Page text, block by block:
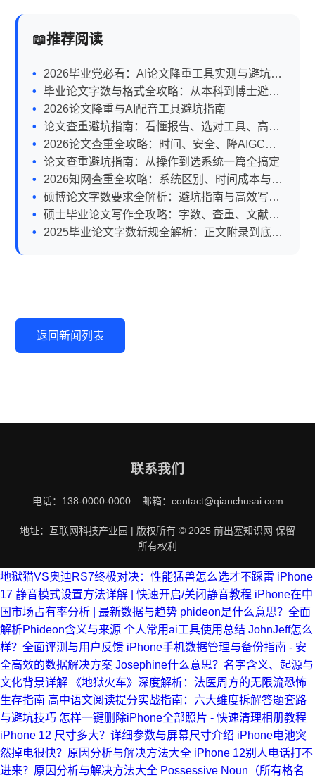
推荐阅读
2026毕业党必看：AI论文降重工具实测与避坑全
攻略毕业论文字数与格式全攻略：从本科到博士避坑
指南2026论文降重与AI配音工具避坑指南
论文查重避坑指南：看懂报告、选对工具、高效
降重全攻略
2026论文查重全攻略：时间、安全、降AIGC一
文搞定
论文查重避坑指南：从操作到选系统一篇全搞定
2026知网查重全攻略：系统区别、时间成本与降
重避坑指南
硕博论文字数要求全解析：避坑指南与高效写作
攻略硕士毕业论文写作全攻略：字数、查重、文献与
避坑指南
2025毕业论文字数新规全解析：正文附录到底算
返回新闻列表
联系我们
电话：138-0000-0000 邮箱：contact@qianchusai.com
地址：互联网科技产业园 | 版权所有 © 2025 前出塞知识网 保留
所有权利
地狱猫VS奥迪RS7终极对决：性能猛兽怎么选才不踩雷 iPhone
17 静音模式设置方法详解 | 快速开启/关闭静音教程 iPhone在中
国市场占有率分析 | 最新数据与趋势 phideon是什么意思？全面
解析Phideon含义与来源 个人常用ai工具使用总结 JohnJeff怎么
样？全面评测与用户反馈 iPhone手机数据管理与备份指南 - 安
全高效的数据解决方案 Josephine什么意思？名字含义、起源与
文化背景详解
《地狱火车》深度解析：法医周方的无限流恐怖
生存指南 高中语文阅读提分实战指南：六大维度拆解答题套路
与避坑技巧 怎样一键删除iPhone全部照片 - 快速清理相册教程
iPhone 12 尺寸多大？详细参数与屏幕尺寸介绍 iPhone电池突
然掉电很快？原因分析与解决方法大全 iPhone 12别人电话打不
进来？原因分析与解决方法大全 Possessive Noun（所有格名